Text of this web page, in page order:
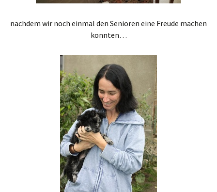
nachdem wir noch einmal den Senioren eine Freude machen
konnten…